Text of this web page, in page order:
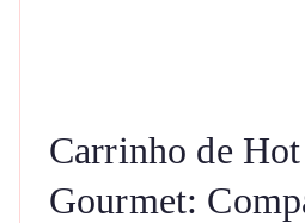
Carrinho de
Gourmet: